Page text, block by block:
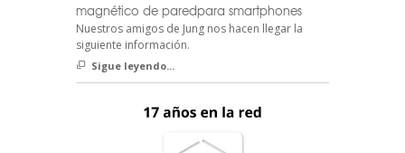
magnético de paredpara smartphones
Nuestros amigos de Jung nos hacen llegar la
siguiente información.
Sigue leyendo...